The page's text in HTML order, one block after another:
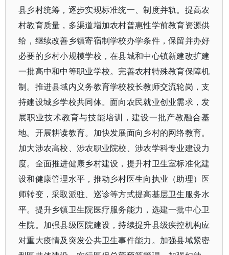
县乡村统筹，逐步实现标准统一、制度并轨。提高农
村教育质量，多渠道增加农村普惠性学前教育资源供
给，继续改善乡镇寄宿制学校办学条件，保留并办好
必要的乡村小规模学校，在县城和中心镇新建改扩建
一批高中和中等职业学校。完善农村特殊教育保障机
制。推进县域内义务教育学校校长教师交流轮岗，支
持建设城乡学校共同体。面向农民就业创业需求，发
展职业技术教育与技能培训，建设一批产教融合基
地。开展耕读教育。加快发展面向乡村的网络教育。
加大涉农高校、涉农职业院校、涉农学科专业建设力
度。全面推进健康乡村建设，提升村卫生室标准化建
设和健康管理水平，推动乡村医生向执业（助理）医
师转变，采取派驻、巡诊等方式提高基层卫生服务水
平。提升乡镇卫生院医疗服务能力，选建一批中心卫
生院。加强县级医院建设，持续提升县级疾控机构应
对重大疫情及突发公共卫生事件能力。加强县域紧密